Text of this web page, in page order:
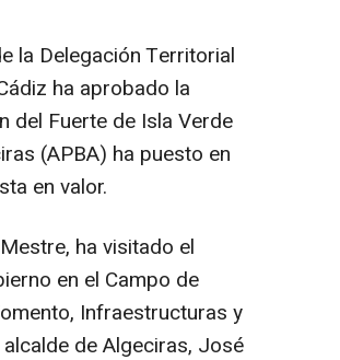
la Delegación Territorial
ha aprobado la
del Fuerte de Isla Verde
(APBA) ha puesto en
en valor.
ha visitado el
en el Campo de
Infraestructuras y
de Algeciras, José